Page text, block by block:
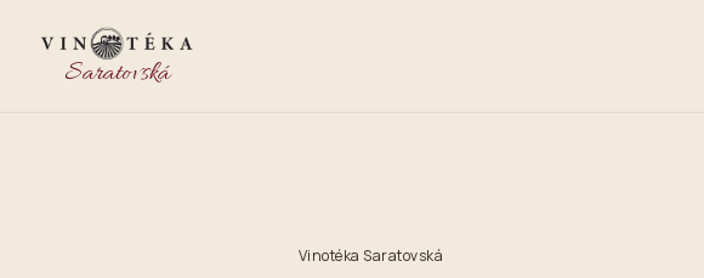
Saratovská
Vinotéka Saratovská